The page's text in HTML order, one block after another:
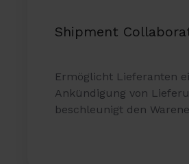
Shipment
Ermöglicht Lieferanten
Ankündigung von
beschleunigt den